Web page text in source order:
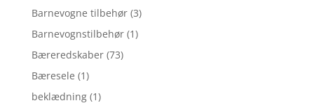
Barnevogne tilbehør (3)
Barnevognstilbehør (1)
Bæreredskaber (73)
Bæresele (1)
beklædning (1)